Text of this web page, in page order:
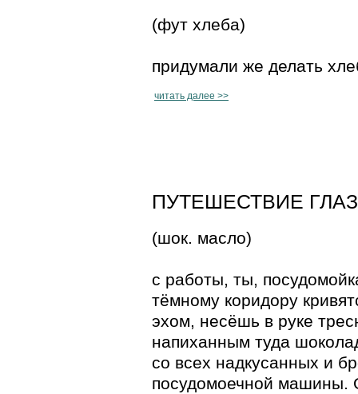
(фут хлеба)
придумали же делать
читать далее >>
ПУТЕШЕСТВИЕ
(шок. масло)
с работы, ты,
тёмному коридору
эхом, несёшь в руке
напиханным туда
со всех надкусанных и
посудомоечной машины.